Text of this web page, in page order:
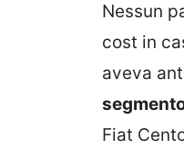
Nessun
cost in
aveva
Fiat